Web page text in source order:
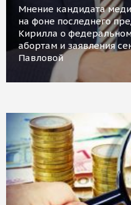
Мнение кандидата
на фоне последнего
Кирилла о
абортам и заявления
Павловой